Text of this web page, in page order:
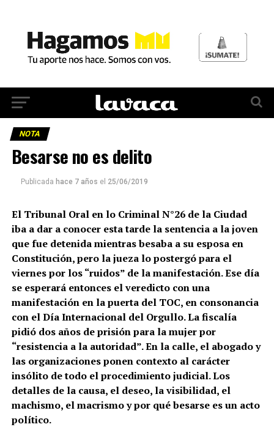
NOTA
Besarse no es delito
Publicada hace 7 años el 25/06/2019
El Tribunal Oral en lo Criminal N°26 de la Ciudad
iba a dar a conocer esta tarde la sentencia a la joven
que fue detenida mientras besaba a su esposa en
Constitución, pero la jueza lo postergó para el
viernes por los “ruidos” de la manifestación. Ese día
se esperará entonces el veredicto con una
manifestación en la puerta del TOC, en consonancia
con el Día Internacional del Orgullo. La fiscalía
pidió dos años de prisión para la mujer por
“resistencia a la autoridad”. En la calle, el abogado y
las organizaciones ponen contexto al carácter
insólito de todo el procedimiento judicial. Los
detalles de la causa, el deseo, la visibilidad, el
machismo, el macrismo y por qué besarse es un acto
político.